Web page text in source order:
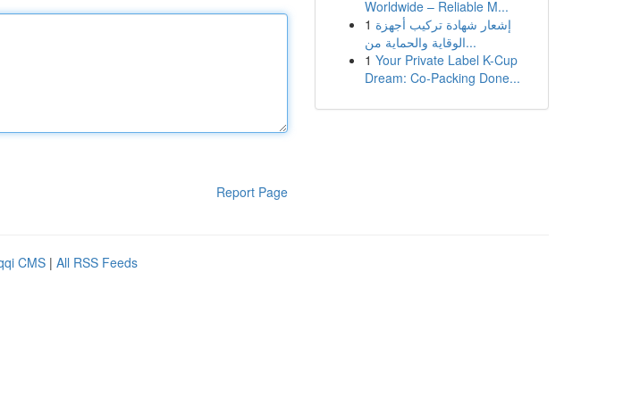
Report Page
Worldwide – Reliable M...
1 إشعار شهادة تركيب أجهزة
الوقاية والحماية من...
1 Your Private Label K-Cup
Dream: Co-Packing Done...
CMS | All RSS Feeds